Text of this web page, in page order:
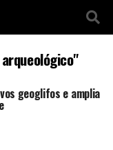
geoglifos e amplia